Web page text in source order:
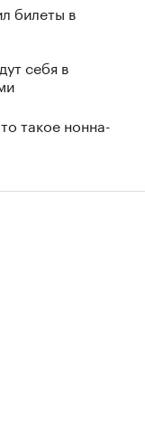
билеты в
себя в
такое нонна-